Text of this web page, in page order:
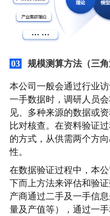
03 规模测算方法（三角
本公司一般会通过行业
一手数据时，调研人员
见、多种来源的数据或
比对核查。在资料验证
的方式，从供需两个方
性。
在数据验证过程中，本
下而上方法来评估和验
产商通过二手及一手信
量及产值等），通过一